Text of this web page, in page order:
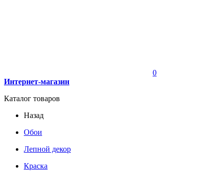
0
Интернет-магазин
Каталог товаров
Назад
Обои
Лепной декор
Краска